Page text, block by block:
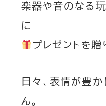
楽器や音のなる
に
プレゼントを贈
日々、表情が豊
ん。